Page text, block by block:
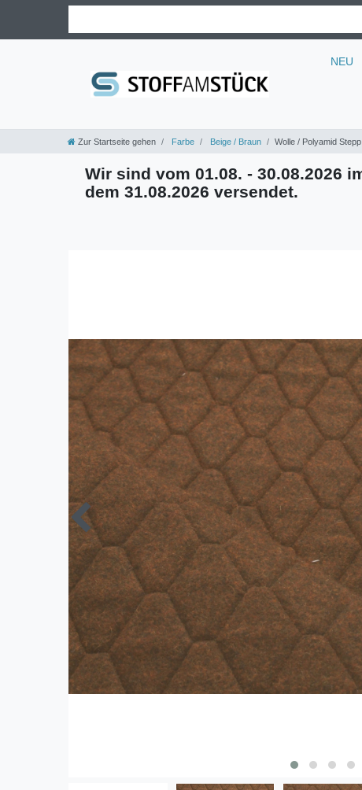
NEU
Zur Startseite gehen Farbe Beige / Braun Wolle / Polyamid
Wir sind vom 01.08. - 30.08.2026
dem 31.08.2026 versendet.